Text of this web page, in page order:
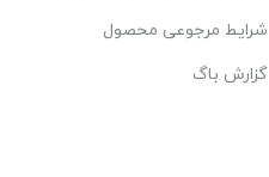
شرایط مرجوعی محصول
گزارش باگ